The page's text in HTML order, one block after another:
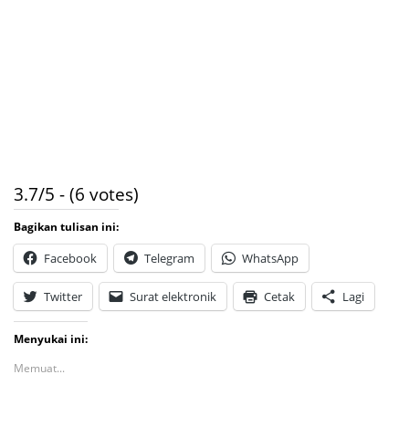
3.7/5 - (6 votes)
Bagikan tulisan ini:
Facebook Telegram WhatsApp
Twitter Surat elektronik Cetak Lagi
Menyukai ini:
Memuat...